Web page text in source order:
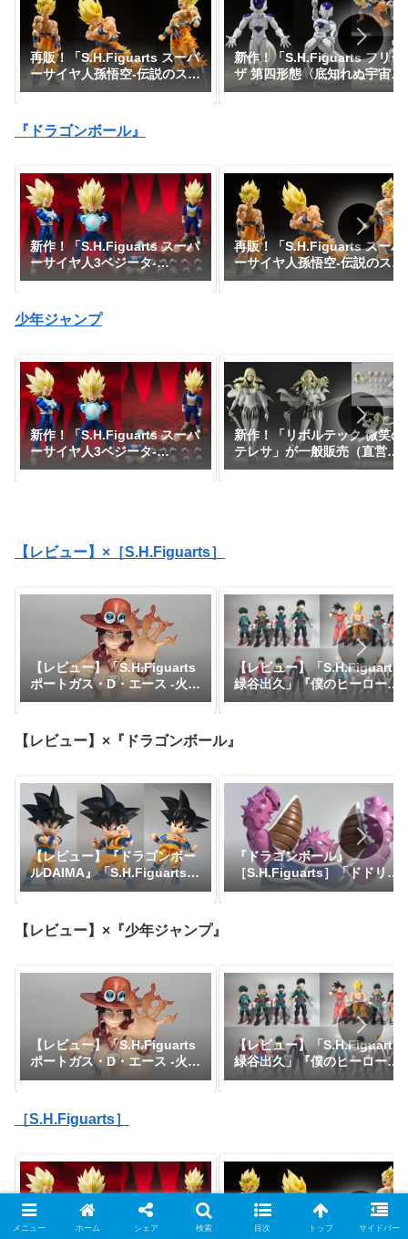
再販！「S.H.Figuarts スーパ
ーサイヤ人孫悟空-伝説のスー
パーサイヤ人-」が一般販売で
売日2026年3月予定『ドラゴ
ンボールZ』
新作！「S.H.Figuarts フリー
ザ 第四形態〈底知れぬ宇宙一
の力〉」が一般販売で予約開
『ドラゴンボール』
新作！「S.H.Figuarts スーパ
ーサイヤ人3ベジータ-
DAIMA-」がプレミアムバン
ボールDAIMA』｜定価8,800
円｜発売日2027年1月予定
再販！「S.H.Figuarts スーパ
ーサイヤ人孫悟空-伝説のスー
パーサイヤ人-」が一般販売で
少年ジャンプ
新作！「S.H.Figuarts スーパ
ーサイヤ人3ベジータ-
DAIMA-」がプレミアムバン
新作！「リボルテック 微笑の
テレサ」が一般販売（直営店
限定特典あり）で登場！
【レビュー】×［S.H.Figuarts］
【レビュー】「S.H.Figuarts
ポートガス・D・エース -火
拳-」『ワンピース』
【レビュー】「S.H.Figuarts
緑谷出久」『僕のヒーローア
カデミア』
【レビュー】×『ドラゴンボール』
【レビュー】『ドラゴンボー
ルDAIMA』「S.H.Figuarts
孫悟空(ミニ)-DAIMA-」
『ドラゴンボール』
［S.H.Figuarts］「ドドリ
ア」【レビュー】
【レビュー】×『少年ジャンプ』
【レビュー】「S.H.Figuarts
ポートガス・D・エース -火
拳-」『ワンピース』
【レビュー】「S.H.Figuarts
緑谷出久」『僕のヒーローア
カデミア』
［S.H.Figuarts］
新作！「S.H.Figuarts スーパ 再販！「S.H.Figuarts スーパ
メニュー ホーム シェア 検索 目次 トップ サイドバー